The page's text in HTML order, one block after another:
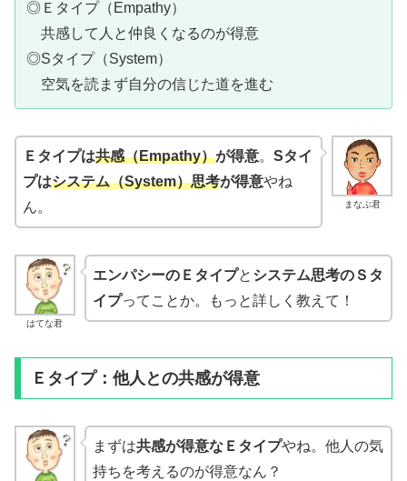
◎Ｅタイプ（Empathy）
共感して人と仲良くなるのが得意
◎Sタイプ（System）
空気を読まず自分の信じた道を進む
まなぶ君
Ｅタイプは共感（Empathy）が得意。 Sタイ
プはシステム（System）思考が得意やね
ん。
はてな君
エンパシーのＥタイプと システム思考のＳタ
イプってことか。もっと詳しく教えて！
Ｅタイプ：他人との共感が得意
まずは共感が得意なＥタイプやね。他人の気
持ちを考えるのが得意なん？